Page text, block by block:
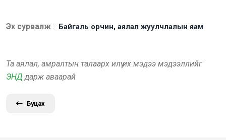
Эх сурвалж : Байгаль орчин, аялал жуулчлалын яам
Та аялал, амралтын талаарх илүү их мэдээ мэдээллийг
ЭНД дарж аваарай
Буцах